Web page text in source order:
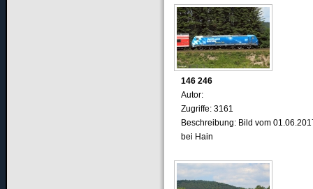
146 246
Autor:
Zugriffe: 3161
Beschreibung: Bild vom
bei Hain